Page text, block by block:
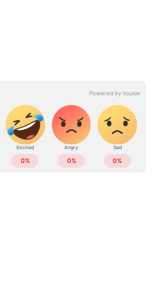
കണ്ടെത്തി,
Newsഅറിയാൻ